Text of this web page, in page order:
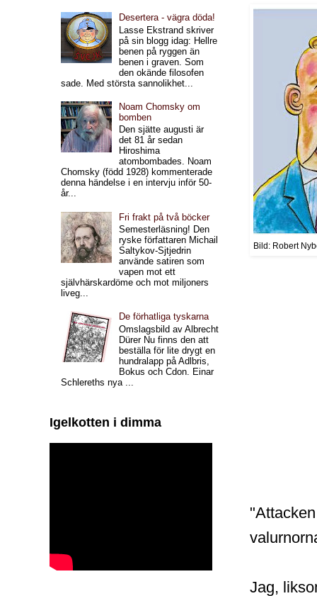
Bild: Robert
Jag,
Desertera - vägra döda!
Lasse Ekstrand skriver
på sin blogg idag: Hellre
benen på ryggen än
benen i graven. Som
den okände filosofen
sade. Med största sannolikhet...
Noam Chomsky om
bomben
Den sjätte augusti är
det 81 år sedan
Hiroshima
atombombades. Noam
Chomsky (född 1928) kommenterade
denna händelse i en intervju inför 50-
år...
Fri frakt på två böcker
Semesterläsning! Den
ryske författaren Michail
Saltykov-Sjtjedrin
använde satiren som
vapen mot ett
självhärskardöme och mot miljoners
liveg...
De förhatliga tyskarna
Omslagsbild av Albrecht
Dürer Nu finns den att
beställa för lite drygt en
hundralapp på Adlbris,
Bokus och Cdon. Einar
Schlereths nya ...
Igelkotten i dimma